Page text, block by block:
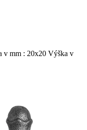
v mm : 20x20 Výška v